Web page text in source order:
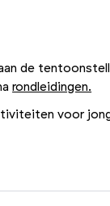
de
rondleidingen.
voor